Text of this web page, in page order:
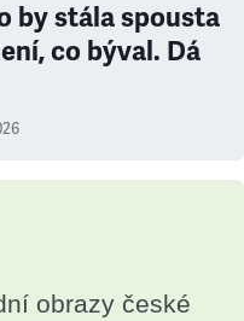
by stála spousta
co býval. Dá
obrazy české